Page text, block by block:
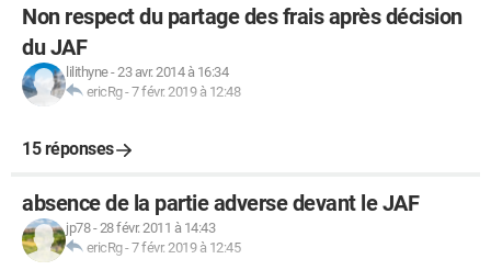
Non respect du partage des frais après décision
du JAF
lilithyne-23 avr. 2014 à 16:34
ericRg-7 févr. 2019 à 12:48
15 réponses
absence de la partie adverse devant le JAF
jp78-28 févr. 2011 à 14:43
ericRg-7 févr. 2019 à 12:45